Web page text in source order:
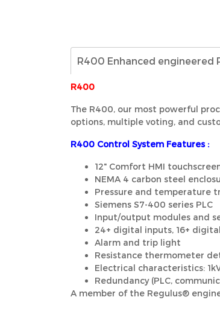
R400
The R400, our most powerful
options, multiple voting, and
R400 Control System Features :
12" Comfort HMI
NEMA 4 carbon steel
Pressure and temperature
Siemens S7-400 series PLC
Input/output modules and
24+ digital inputs, 16+
Alarm and trip light
Resistance thermometer
Electrical characteristics:
Redundancy (PLC,
A member of the Regulus®